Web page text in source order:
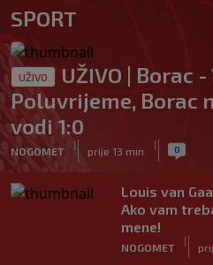
SPORT
UŽIVO
UŽIVO | Borac
Poluvrijeme, Borac
vodi 1:0
NOGOMET
|
prije 13 min
| 0
Louis van
Ako vam
mene!
NOGOMET
|